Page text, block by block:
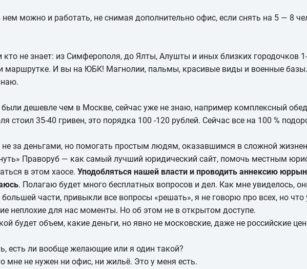
нем можно и работать, не снимая дополнительно офис, если снять на 5 — 8
кто не знает: из Симферополя, до Ялты, Алушты и иных близких городочков
маршрутке. И вы на ЮБК! Магнолии, пальмы, красивые виды и военные
дешевле чем в Москве, сейчас уже не знаю, например комплексный
стоил 35-40 гривен, это порядка 100 -120 рублей. Сейчас все на 100 %
за деньгами, но помогать простым людям, оказавшимся в сложной
Праворуб — как самый лучший юридический сайт, помочь местным
в этом хаосе. Уподобляться нашей власти и проводить аннексию
. Полагаю будет много бесплатных вопросов и дел. Как мне увиделось,
части, привыкли все вопросы «решать», я не говорю про всех, но что
неплохие для нас моменты. Но об этом не в открытом доступе.
будет объем, какие деньги, но явно не московские, даже не российские
есть ли вообще желающие или я один такой?
мне не нужен ни офис, ни жильё. Это у меня есть.